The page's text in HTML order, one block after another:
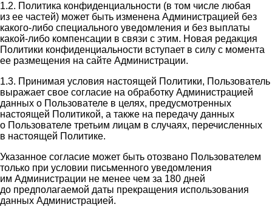
1.2. Политика конфиденциальности (в том числе любая
из ее частей) может быть изменена Администрацией без
какого-либо специального уведомления и без выплаты
какой-либо компенсации в связи с этим. Новая редакция
Политики конфиденциальности вступает в силу с момента
ее размещения на сайте Администрации.
1.3. Принимая условия настоящей Политики, Пользователь
выражает свое согласие на обработку Администрацией
данных о Пользователе в целях, предусмотренных
настоящей Политикой, а также на передачу данных
о Пользователе третьим лицам в случаях, перечисленных
в настоящей Политике.
Указанное согласие может быть отозвано Пользователем
только при условии письменного уведомления
им Администрации не менее чем за 180 дней
до предполагаемой даты прекращения использования
данных Администрацией.